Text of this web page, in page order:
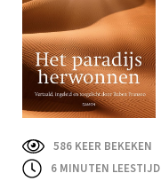
586 KEER BEKEKEN
6 MINUTEN LEESTIJD